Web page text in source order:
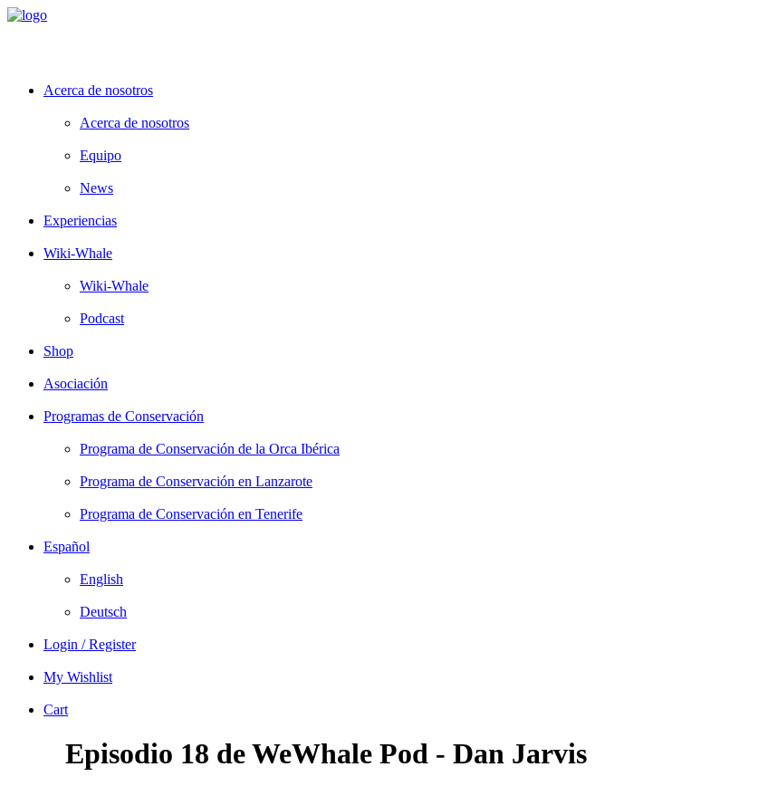
Acerca de nosotros
Acerca de nosotros
Equipo
News
Experiencias
Wiki-Whale
Wiki-Whale
Podcast
Shop
Asociación
Programas de Conservación
Programa de Conservación de la Orca Ibérica
Programa de Conservación en Lanzarote
Programa de Conservación en Tenerife
Español
English
Deutsch
Login / Register
My Wishlist
Cart
Episodio 18 de WeWhale Pod - Dan Jarvis